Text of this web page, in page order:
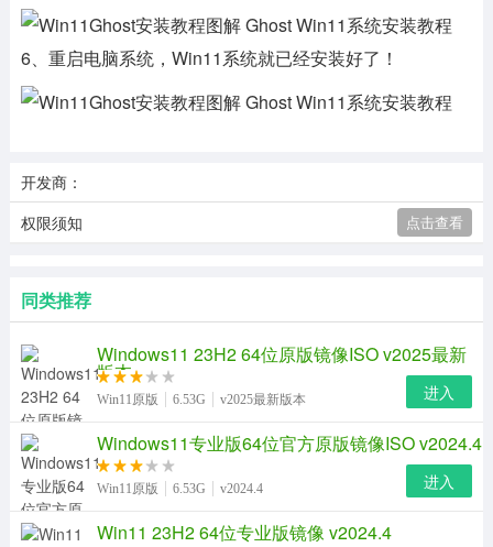
6、重启电脑系统，Win11系统就已经安装好了！
开发商：
权限须知
点击查看
同类推荐
Windows11 23H2 64位原版镜像ISO v2025最新
版本
Win11原版 6.53G v2025最新版本 进入
Windows11专业版64位官方原版镜像ISO v2024.4
Win11原版 6.53G v2024.4 进入
Win11 23H2 64位专业版镜像 v2024.4